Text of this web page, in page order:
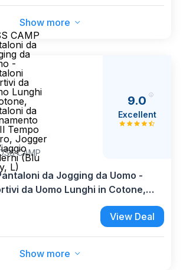
Show more
CAMP
da
da
-
da
Lunghi
da
Tempo
Jogger
(Blu
L)
CAMP
9.0
Excellent
da Jogging da Uomo -
da Uomo Lunghi in Cotone,
per Il Tempo Libero,
Moderni (Blu Navy, L)View Deal
Show more